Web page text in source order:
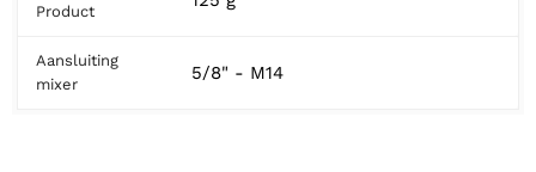
Product
Aansluiting
mixer
5/8" - M14